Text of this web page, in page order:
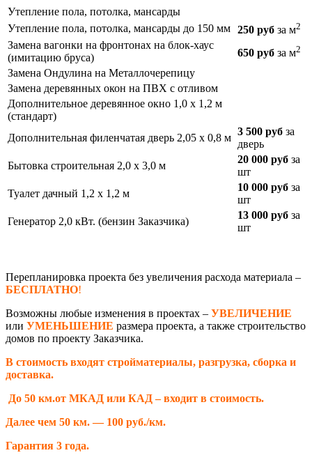
Утепление пола, потолка, мансарды
Утепление пола, потолка, мансарды до 150 мм 250 руб за м2
Замена вагонки на фронтонах на блок-хаус
(имитацию бруса)
650 руб за м2
Замена Ондулина на Металлочерепицу
Замена деревянных окон на ПВХ с отливом
Дополнительное деревянное окно 1,0 х 1,2 м
(стандарт)
Дополнительная филенчатая дверь 2,05 х 0,8 м
3 500 руб за
дверь
Бытовка строительная 2,0 х 3,0 м
20 000 руб за
шт
Туалет дачный 1,2 х 1,2 м
10 000 руб за
шт
Генератор 2,0 кВт. (бензин Заказчика)
13 000 руб за
шт
Перепланировка проекта без увеличения расхода материала –
БЕСПЛАТНО!
Возможны любые изменения в проектах – УВЕЛИЧЕНИЕ
или УМЕНЬШЕНИЕ размера проекта, а также строительство
домов по проекту Заказчика.
В стоимость входят стройматериалы, разгрузка, сборка и
доставка.
До 50 км.от МКАД или КАД – входит в стоимость.
Далее чем 50 км. — 100 руб./км.
Гарантия 3 года.